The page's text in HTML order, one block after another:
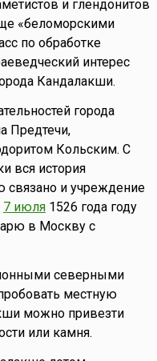
и глендонитов
«беломорскими
по обработке
интерес
Кандалакши.
города
Предтечи,
Кольским. С
вся история
связано и учреждение
7 июля1526 года году
в Москву с
северными
местную
можно привезти
или камня.